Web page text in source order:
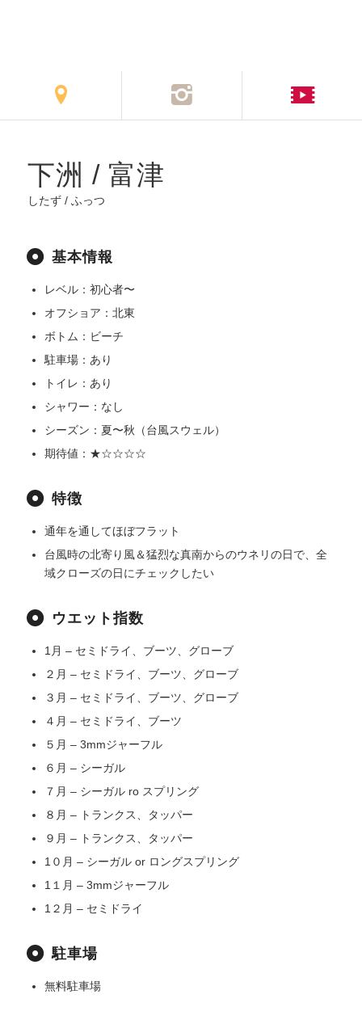
下洲 / 富津
したず / ふっつ
基本情報
レベル：初心者〜
オフショア：北東
ボトム：ビーチ
駐車場：あり
トイレ：あり
シャワー：なし
シーズン：夏〜秋（台風スウェル）
期待値：★☆☆☆☆
特徴
通年を通してほぼフラット
台風時の北寄り風＆猛烈な真南からのウネリの日で、全
域クローズの日にチェックしたい
ウエット指数
1月 – セミドライ、ブーツ、グローブ
２月 – セミドライ、ブーツ、グローブ
３月 – セミドライ、ブーツ、グローブ
４月 – セミドライ、ブーツ
５月 – 3mmジャーフル
６月 – シーガル
７月 – シーガル ro スプリング
８月 – トランクス、タッパー
９月 – トランクス、タッパー
1０月 – シーガル or ロングスプリング
1１月 – 3mmジャーフル
1２月 – セミドライ
駐車場
無料駐車場